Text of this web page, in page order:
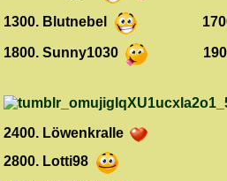
1300. Blutnebel
1800. Sunny1030
2400. Löwenkralle
2800. Lotti98